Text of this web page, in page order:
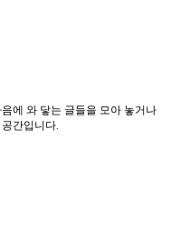
에 와 닿는 글들을 모아 놓거나
간입니다.